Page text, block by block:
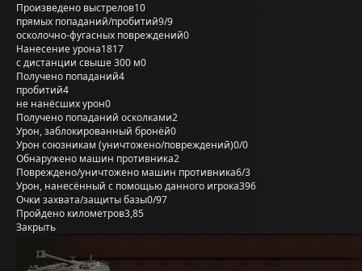
Произведено выстрелов10
прямых попаданий/пробитий9/9
осколочно-фугасных повреждений0
Нанесение урона1817
с дистанции свыше 300 м0
Получено попаданий4
пробитий4
не нанёсших урон0
Получено попаданий осколками2
Урон, заблокированный бронёй0
Урон союзникам (уничтожено/повреждений)0/0
Обнаружено машин противника2
Повреждено/уничтожено машин противника6/3
Урон, нанесённый с помощью данного игрока396
Очки захвата/защиты базы0/97
Пройдено километров3,85
Закрыть